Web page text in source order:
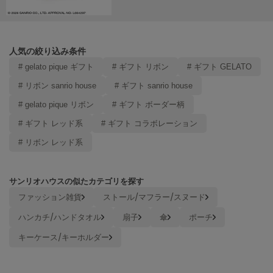
ミラオーウェン
モワージュ
ミュシャ
ニューバランス
NIKE
NOWNS
人気の絞り込み条件
# gelato pique ギフト # ギフト リボン # ギフト GELATO
# リボン sanrio house # ギフト sanrio house
# gelato pique リボン # ギフト ボーダー柄
# ギフト レッド系 # ギフト コラボレーション
# リボン レッド系
サンリオハウスの似たカテゴリを探す
ファッション雑貨
ストール/マフラー/スヌード
ハンカチ/ハンドタオル
扇子 傘
ポーチ
キーケース/キーホルダー